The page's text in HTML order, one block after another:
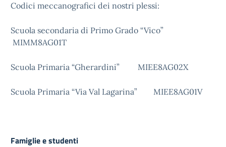
Codici meccanografici dei nostri plessi:
Scuola secondaria di Primo Grado “Vico”
MIMM8AG01T
Scuola Primaria “Gherardini” MIEE8AG02X
Scuola Primaria “Via Val Lagarina” MIEE8AG01V
Famiglie e studenti